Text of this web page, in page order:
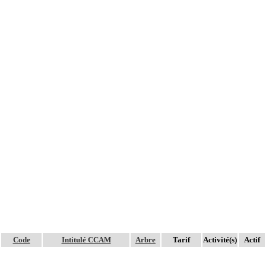
Code Intitulé CCAM Arbre Tarif Activité(s) Actif